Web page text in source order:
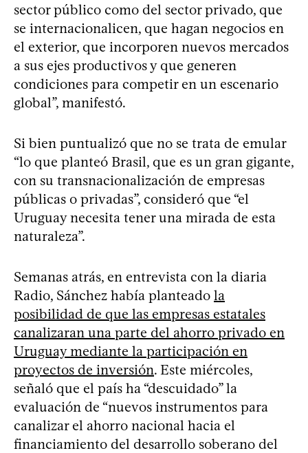
sector público como del sector privado, que
se internacionalicen, que hagan negocios en
el exterior, que incorporen nuevos mercados
a sus ejes productivos y que generen
condiciones para competir en un escenario
global”, manifestó.
Si bien puntualizó que no se trata de emular
“lo que planteó Brasil, que es un gran gigante,
con su transnacionalización de empresas
públicas o privadas”, consideró que “el
Uruguay necesita tener una mirada de esta
naturaleza”.
Semanas atrás, en entrevista con la diaria
Radio, Sánchez había planteado la
posibilidad de que las empresas estatales
canalizaran una parte del ahorro privado en
Uruguay mediante la participación en
proyectos de inversión. Este miércoles,
señaló que el país ha “descuidado” la
evaluación de “nuevos instrumentos para
canalizar el ahorro nacional hacia el
financiamiento del desarrollo soberano del